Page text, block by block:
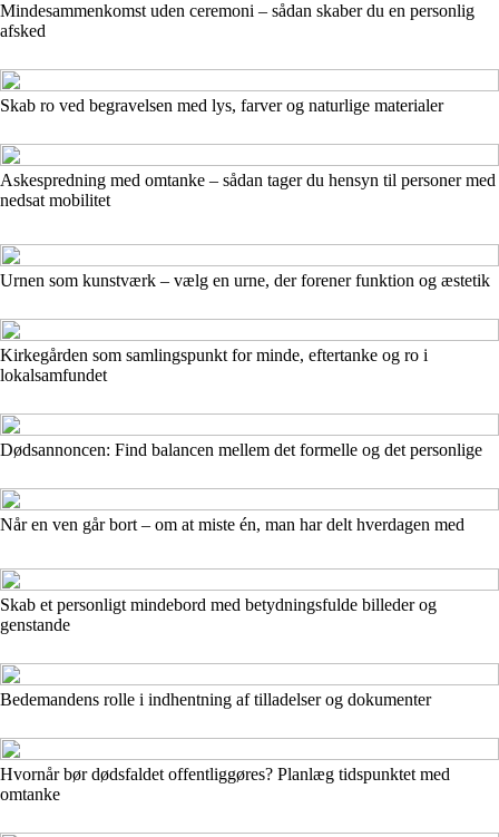
Mindesammenkomst uden ceremoni – sådan skaber du en personlig
afsked
Skab ro ved begravelsen med lys, farver og naturlige materialer
Askespredning med omtanke – sådan tager du hensyn til personer med
nedsat mobilitet
Urnen som kunstværk – vælg en urne, der forener funktion og æstetik
Kirkegården som samlingspunkt for minde, eftertanke og ro i
lokalsamfundet
Dødsannoncen: Find balancen mellem det formelle og det personlige
Når en ven går bort – om at miste én, man har delt hverdagen med
Skab et personligt mindebord med betydningsfulde billeder og
genstande
Bedemandens rolle i indhentning af tilladelser og dokumenter
Hvornår bør dødsfaldet offentliggøres? Planlæg tidspunktet med
omtanke